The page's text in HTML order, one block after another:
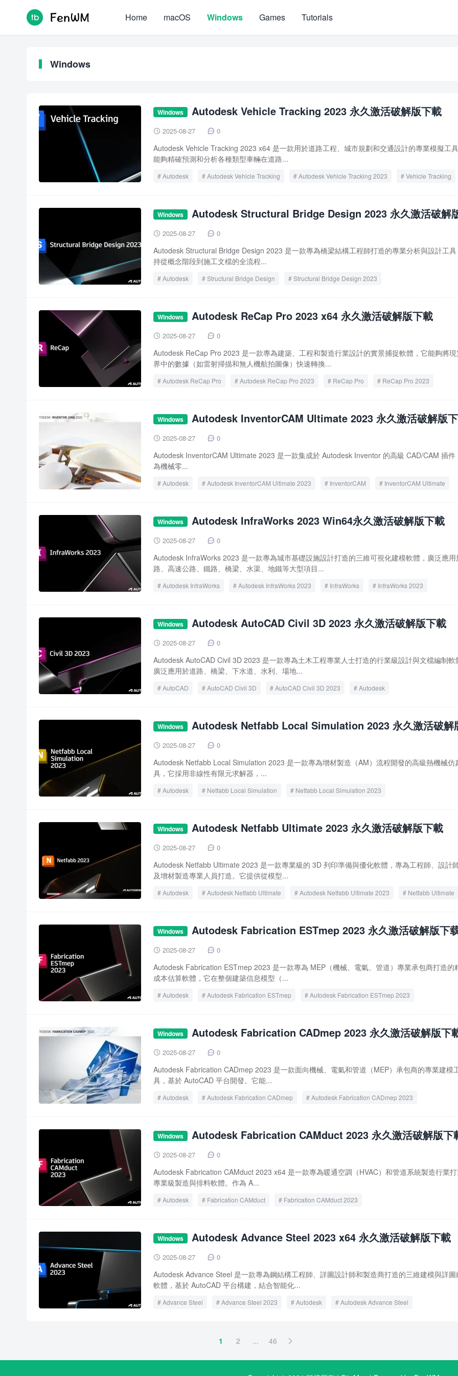
Home macOS Windows Games Tutorials
Windows
Windows Autodesk Vehicle Tracking 2023 永久激活破解版下載
 2025-08-27  0
Autodesk Vehicle Tracking 2023 x64 是一款用於道路工程、城市規劃和交通設計的專業模擬工具
能夠精確預測和分析各種類型車輛在道路...
Autodesk Autodesk Vehicle Tracking Autodesk Vehicle Tracking 2023
Vehicle Tracking
Windows
Autodesk Structural Bridge Design 2023 永久激活破解
載
 2025-08-27  0
Autodesk Structural Bridge Design 2023 是一款專為橋梁結構工程師打造的專業分析與設計工具
持從概念階段到施工文檔的全流程...
Autodesk Structural Bridge Design Structural Bridge Design 2023
Windows Autodesk ReCap Pro 2023 x64 永久激活破解版下載
 2025-08-27  0
Autodesk ReCap Pro 2023 是一款專為建築、工程和製造行業設計的實景捕捉軟體，它能夠將
界中的數據（如雷射掃描和無人機航拍圖像）快速轉換...
Autodesk ReCap Pro Autodesk ReCap Pro 2023 ReCap Pro ReCap Pro 2023
Windows Autodesk InventorCAM Ultimate 2023 永久激活破解版
 2025-08-27  0
Autodesk InventorCAM Ultimate 2023 是一款集成於 Autodesk Inventor 的高級 CAD/CAM 插件
為機械零...
Autodesk Autodesk InventorCAM Ultimate 2023 InventorCAM
InventorCAM Ultimate
Windows Autodesk InfraWorks 2023 Win64永久激活破解版下載
 2025-08-27  0
Autodesk InfraWorks 2023 是一款專為城市基礎設施設計打造的三維可視化建模軟體，廣泛應用
路、高速公路、鐵路、橋梁、水渠、地鐵等大型項目...
Autodesk InfraWorks Autodesk InfraWorks 2023 InfraWorks InfraWorks 2023
Windows Autodesk AutoCAD Civil 3D 2023 永久激活破解版下載
 2025-08-27  0
Autodesk AutoCAD Civil 3D 2023 是一款專為土木工程專業人士打造的行業級設計與文檔編制軟
廣泛應用於道路、橋梁、下水道、水利、場地...
AutoCAD AutoCAD Civil 3D AutoCAD Civil 3D 2023 Autodesk
Windows
Autodesk Netfabb Local Simulation 2023 永久激活破解
下載
 2025-08-27  0
Autodesk Netfabb Local Simulation 2023 是一款專為增材製造（AM）流程開發的高級熱機械仿
具，它採用非線性有限元求解器，...
Autodesk Netfabb Local Simulation Netfabb Local Simulation 2023
Windows Autodesk Netfabb Ultimate 2023 永久激活破解版下載
 2025-08-27  0
Autodesk Netfabb Ultimate 2023 是一款專業級的 3D 列印準備與優化軟體，專為工程師、設計
及增材製造專業人員打造。它提供從模型...
Autodesk Autodesk Netfabb Ultimate Autodesk Netfabb Ultimate 2023
Netfabb Ultimate
Windows Autodesk Fabrication ESTmep 2023 永久激活破解版下
 2025-08-27  0
Autodesk Fabrication ESTmep 2023 是一款專為 MEP（機械、電氣、管道）專業承包商打造的
成本估算軟體，它在整個建築信息模型（...
Autodesk Autodesk Fabrication ESTmep
Autodesk Fabrication ESTmep 2023
Windows Autodesk Fabrication CADmep 2023 永久激活破解版下
 2025-08-27  0
Autodesk Fabrication CADmep 2023 是一款面向機械、電氣和管道（MEP）承包商的專業建模
具，基於 AutoCAD 平台開發。它能...
Autodesk Autodesk Fabrication CADmep Autodesk Fabrication CADmep 2023
Windows Autodesk Fabrication CAMduct 2023 永久激活破解版下
 2025-08-27  0
Autodesk Fabrication CAMduct 2023 x64 是一款專為暖通空調（HVAC）和管道系統製造行業
專業級製造與排料軟體。作為 A...
Autodesk Fabrication CAMduct Fabrication CAMduct 2023
Windows Autodesk Advance Steel 2023 x64 永久激活破解版下載
 2025-08-27  0
Autodesk Advance Steel 是一款專為鋼結構工程師、詳圖設計師和製造商打造的三維建模與詳圖
軟體，基於 AutoCAD 平台構建，結合智能化...
Advance Steel Advance Steel 2023 Autodesk
Autodesk Advance Steel
1 2 ... 46 